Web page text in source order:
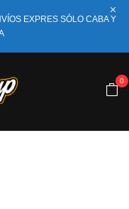
EXPRES SÓLO CABA Y
0